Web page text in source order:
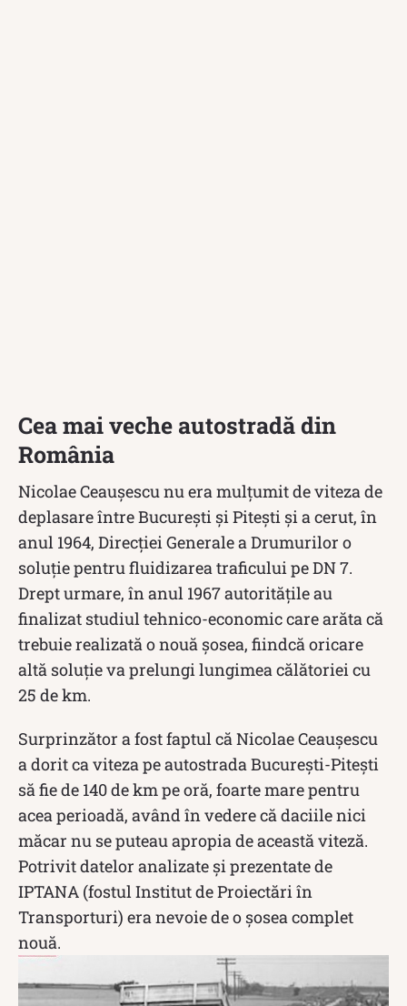
Cea mai veche autostradă din
România
Nicolae Ceaușescu nu era mulțumit de viteza de
deplasare între București și Pitești și a cerut, în
anul 1964, Direcţiei Generale a Drumurilor o
soluție pentru fluidizarea traficului pe DN 7.
Drept urmare, în anul 1967 autoritățile au
finalizat studiul tehnico-economic care arăta că
trebuie realizată o nouă șosea, fiindcă oricare
altă soluţie va prelungi lungimea călătoriei cu
25 de km.
Surprinzător a fost faptul că Nicolae Ceaușescu
a dorit ca viteza pe autostrada București-Pitești
să fie de 140 de km pe oră, foarte mare pentru
acea perioadă, având în vedere că daciile nici
măcar nu se puteau apropia de această viteză.
Potrivit datelor analizate și prezentate de
IPTANA (fostul Institut de Proiectări în
Transporturi) era nevoie de o șosea complet
nouă.